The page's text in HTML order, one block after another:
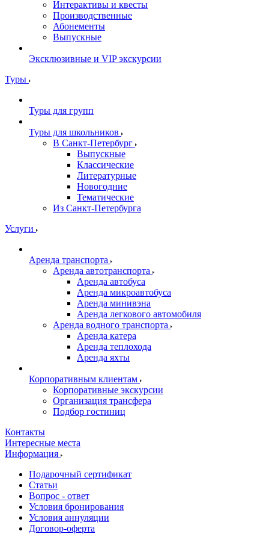
Интерактивы и квесты
Производственные
Абонементы
Выпускные
Эксклюзивные и VIP экскурсии
Туры
Туры для групп
Туры для школьников
В Санкт-Петербург
Выпускные
Классические
Литературные
Новогодние
Тематические
Из Санкт-Петербурга
Услуги
Аренда транспорта
Аренда автотранспорта
Аренда автобуса
Аренда микроавтобуса
Аренда минивэна
Аренда легкового автомобиля
Аренда водного транспорта
Аренда катера
Аренда теплохода
Аренда яхты
Корпоративным клиентам
Корпоративные экскурсии
Организация трансфера
Подбор гостиниц
Контакты
Интересные места
Информация
Подарочный сертификат
Статьи
Вопрос - ответ
Условия бронирования
Условия аннуляции
Договор-оферта